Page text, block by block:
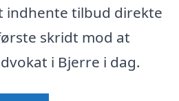
indhente tilbud direkte
skridt mod at
i Bjerre i dag.